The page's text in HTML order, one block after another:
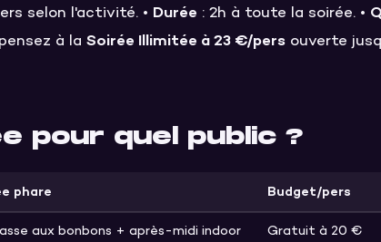
selon l'activité. • Durée : 2h à toute la soirée. •
à la Soirée Illimitée à 23 €/pers ouverte
pour quel public ?
phare Budget/pers
aux bonbons + après-midi indoor Gratuit à 20 €